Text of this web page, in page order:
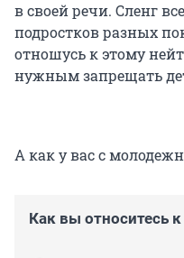
в своей речи. Сленг
подростков разных
отношусь к этому
нужным запрещать
А как у вас с
Как вы относитесь